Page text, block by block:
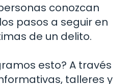
conozcan
pasos a seguir en
de un delito.
esto? A través
talleres y